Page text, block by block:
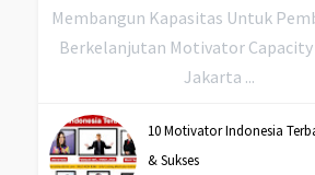
Membangun Kapasitas Untuk
Berkelanjutan Motivator
Jakarta ...
10 Motivator Indonesia
& Sukses